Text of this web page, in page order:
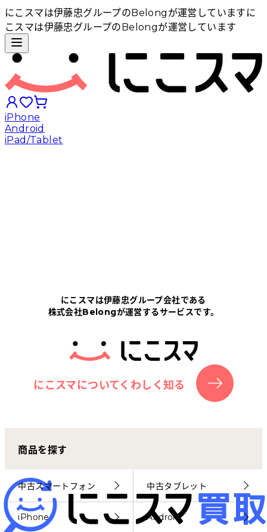
にこスマは伊藤忠グループのBelongが運営しています に
こスマは伊藤忠グループのBelongが運営しています
iPhone
Android
iPad/Tablet
にこスマについて
サポートセンター
お客さまの声
にこスマ通信
マイページ
にこスマは伊藤忠グループ会社である
株式会社Belongが運営するサービスです。
にこスマについてくわしく知る
商品を探す
中古スマートフォン 中古タブレット
iPhone Android